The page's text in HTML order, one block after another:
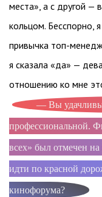
места», а с другой —
кольцом. Бесспорно,
привычка топ-
я сказала «да» —
отношению ко мне
— Вы удачливы
профессиональной.
всех» был отмечен
идти по красной
кинофорума?